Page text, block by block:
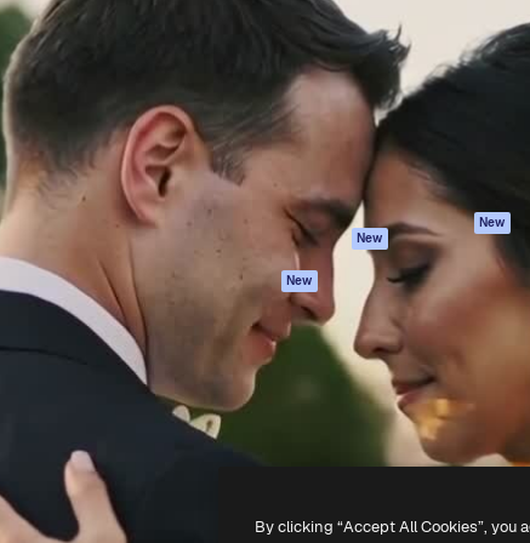
para você direcionar
Mais de 1 milhão de
criativos, empresas,
Assistente de IA
Gerador de
imagens
Gerador de vídeos
Texto para voz
Conteúdo de stock
MCP para
Claude/ChatGPT
New
Agentes New
App móvel
Todas as
ferramentas
Documentação
Atendimento
Política de
privacidade
Originais New
Política de
Central de
confiabilidade
Empresas
Freepik Company S.L.U. Todos os direitos reservados.
By clicking “Accept All Cookies”,